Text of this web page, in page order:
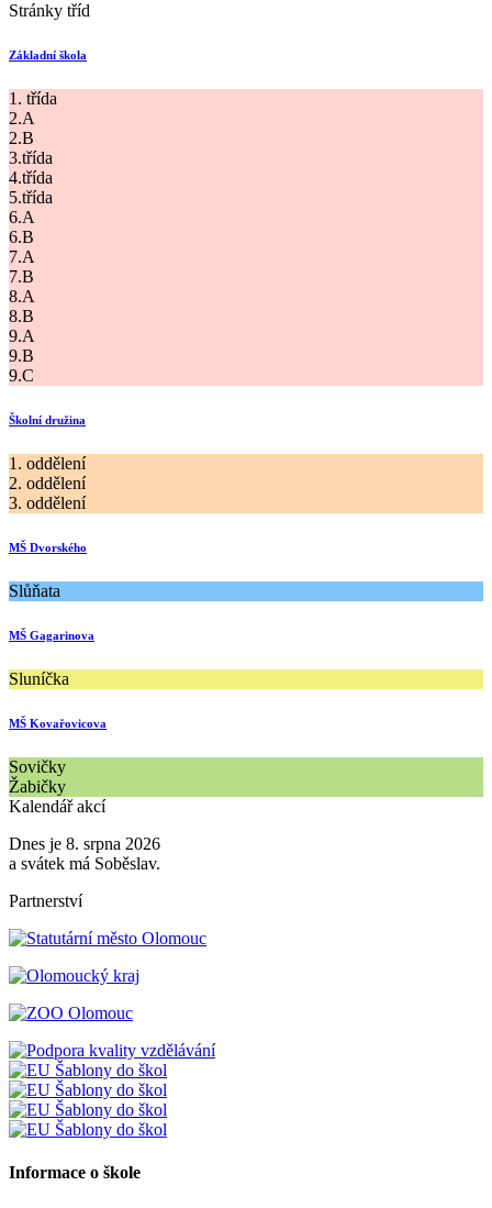
Stránky tříd
Základní škola
1. třída
2.A
2.B
3.třída
4.třída
5.třída
6.A
6.B
7.A
7.B
8.A
8.B
9.A
9.B
9.C
Školní družina
1. oddělení
2. oddělení
3. oddělení
MŠ Dvorského
Slůňata
MŠ Gagarinova
Sluníčka
MŠ Kovařovicova
Sovičky
Žabičky
Kalendář akcí
Dnes je 8. srpna 2026
a svátek má Soběslav.
Partnerství
Informace o škole